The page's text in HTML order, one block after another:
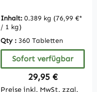
Calcium - vegan |
Vitamintrend
Inhalt: 0.389 kg (76,99 €*
/ 1 kg)
Qty : 360 Tabletten
Sofort verfügbar
Regulärer Preis:
29,95 €
Preise inkl. MwSt. zzgl.